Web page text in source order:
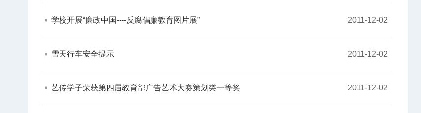
2011-12-02
学校开展“廉政中国----反腐倡廉教育图片展”​
2011-12-02
雪天行车安全提示​
2011-12-02
艺传学子荣获第四届教育部广告艺术大赛策划类一等奖​